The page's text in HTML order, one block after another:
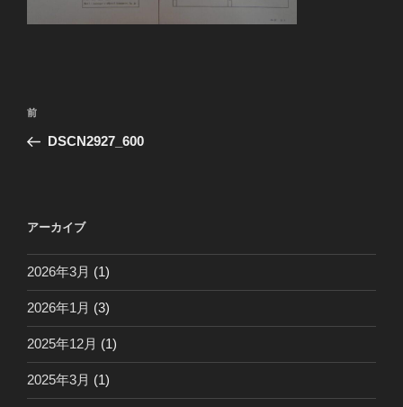
投
ナ
ー
シ
ョ
ン
前
の
前
DSCN2927_600
アーカイブ
2026年3月 (1)
2026年1月 (3)
2025年12月 (1)
2025年3月 (1)